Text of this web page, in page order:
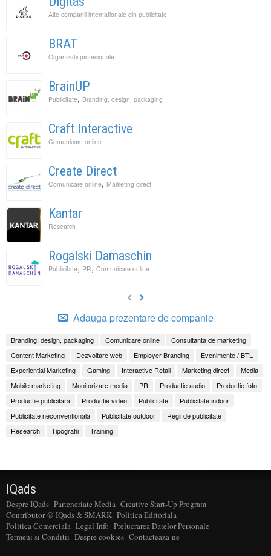
Alte companii internationale din publicitate
BRAT
Organizatii profesionale
BrainUP
Publicitate, Branding, design, packaging
Craft Interactive
Comunicare online
Create Direct
Comunicare online, Marketing direct
Kantar
Research
Rogalski Damaschin
Publicitate, PR, Comunicare online
Adauga prezentare de companie
Branding, design, packaging Comunicare online
Consultanta de marketing
Content Marketing
Dezvoltare web Employer Branding
Evenimente / BTL
Experiential Marketing
Gaming Interactive Retail Marketing direct
Media
Mobile marketing
Monitorizare media PR Productie audio
Productie foto
Productie publicitara
Productie video Publicitate
Publicitate indoor
Publicitate neconventionala
Publicitate outdoor
Regii de publicitate
Research
Tipografii Training
IQads
Despre IQads Parteneriate Media Creative Start-Up Program
Contributor @ IQads & SMARK Politica Editoriala
Politica Comerciala Legal Info Prelucrarea Datelor Personale
Termeni si Conditii Despre cookies Contacteaza-ne